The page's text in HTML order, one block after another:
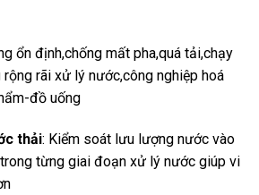
ổn định,chống mất pha,quá tải,chạy
rãi xử lý nước,công nghiệp hoá
đồ uống
thải: Kiểm soát lưu lượng nước vào
từng giai đoạn xử lý nước giúp vi